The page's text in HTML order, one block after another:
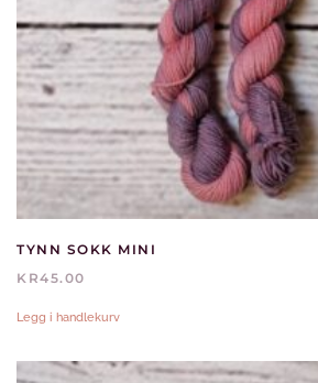
TYNN SOKK MINI
KR45.00
Legg i handlekurv